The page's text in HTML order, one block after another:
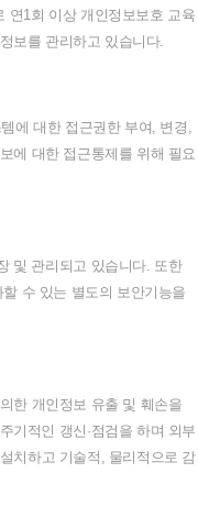
연1 회 이상 개인정보보호 교육
보를 관리하고 있습니다.
에 대한 접근권한 부여 변경
에 대한 접근통제를 위해 필요
및 관리되고 있습니다. 또한
할 수 있는 별도의 보안기능을
의한 개인정보 유출 및 훼손을
주기적인 갱신 ·점검을 하며 외부
설치하고 기술적 물리적으로 감